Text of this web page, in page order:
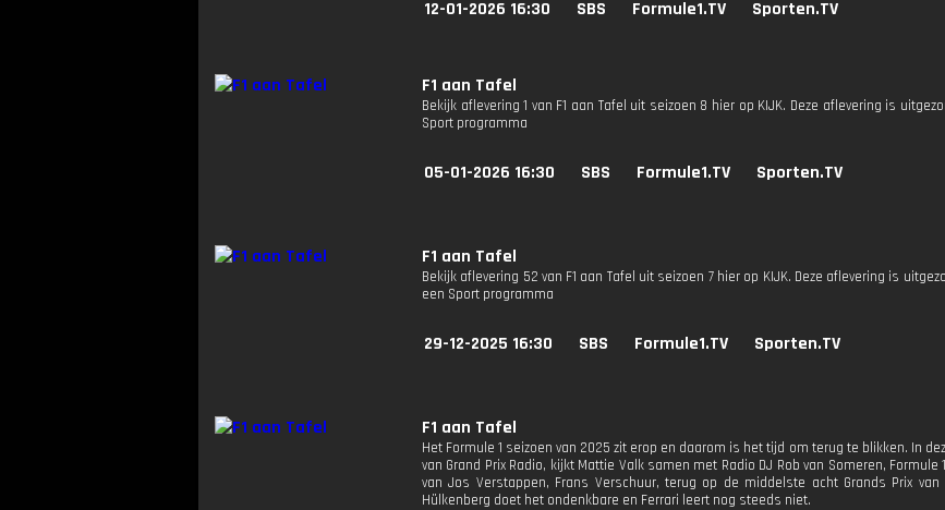
12-01-2026 16:30 SBS Formule1.TV Sporten.TV
F1 aan Tafel
Bekijk aflevering 1 van F1 aan Tafel uit seizoen 8 hier op KIJK. Deze aflevering is
Sport programma
05-01-2026 16:30 SBS Formule1.TV Sporten.TV
F1 aan Tafel
Bekijk aflevering 52 van F1 aan Tafel uit seizoen 7 hier op KIJK. Deze aflevering is
een Sport programma
29-12-2025 16:30 SBS Formule1.TV Sporten.TV
F1 aan Tafel
Het Formule 1 seizoen van 2025 zit erop en daarom is het tijd om terug te blikken. In
van Grand Prix Radio, kijkt Mattie Valk samen met Radio DJ Rob van Someren,
van Jos Verstappen, Frans Verschuur, terug op de middelste acht Grands Prix
Hülkenberg doet het ondenkbare en Ferrari leert nog steeds niet.